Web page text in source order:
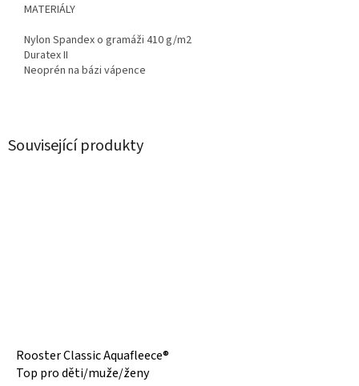
Související produkty
Rooster Classic Aquafleece®
Top pro děti/muže/ženy
MATERIÁLY
Nylon Spandex o gramáži 410 g/m2
Duratex II
Neoprén na bázi vápence